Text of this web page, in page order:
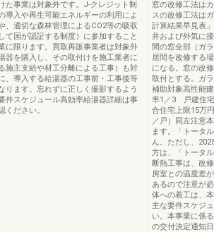
た事業は対象外です。J-クレジット制
導入や再生可能エネルギーの利用によ
、適切な森林管理によるCO2等の吸収
て国が認証する制度）に参加すること
に限ります。買取再販事業者は対象外
器を購入し、その取付けを施工業者に
施主支給や材工分離による工事）も対
、導入する給湯器の工事前・工事後等
ります。忘れずに正しく撮影するよう
件スケジュール高効率給湯器詳細は事
ください。
窓の改修工法は
スの改修工法は
計算結果早見表
井および外気に
間の窓全部（ガ
居間を改修する
になる。窓の改
取付とする。ガ
補助対象高性能
率1／3 戸建住
合住宅上限15万
／戸）同左注意
ます。「トータ
ん。ただし、
方は、「トータ
断熱工事は、改
房室との温度差
あるので注意が
体への着工は、
主な要件スケジ
い。本事業に係
の交付決定通知